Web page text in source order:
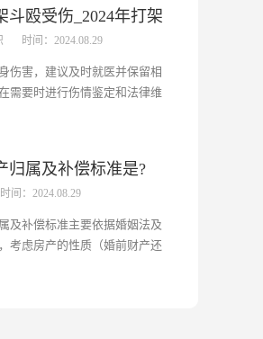
斗殴受伤_2024年打架
级时间：2024.08.29
伤害，建议及时就医并保留相
需要时进行伤情鉴定和法律维
归属及补偿标准是?
时间：2024.08.29
及补偿标准主要依据婚姻法及
考虑房产的性质（婚前财产还